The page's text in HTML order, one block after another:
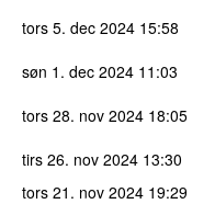
tors 5. dec 2024 15:58
søn 1. dec 2024 11:03
tors 28. nov 2024 18:05
tirs 26. nov 2024 13:30
tors 21. nov 2024 19:29